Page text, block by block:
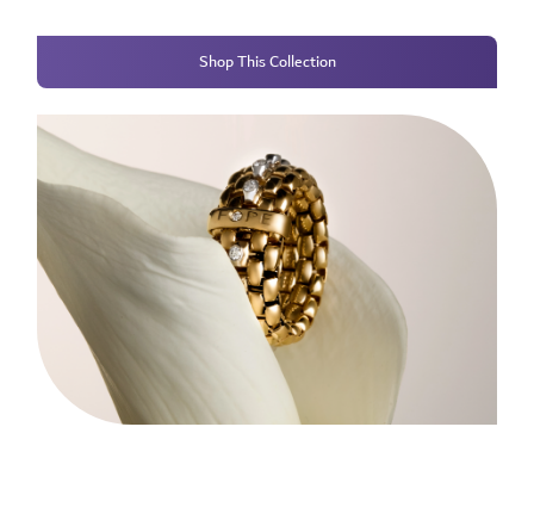
Shop This Collection